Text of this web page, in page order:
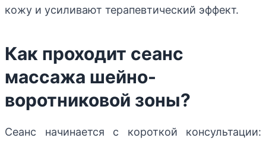
кожу и усиливают терапевтический эффект.
Как проходит сеанс
массажа шейно-
воротниковой зоны?
Сеанс начинается с короткой консультации: